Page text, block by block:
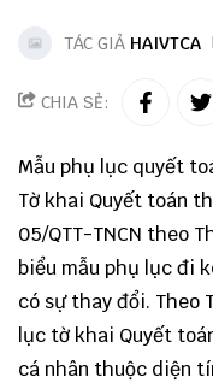
TÁC GIẢ HAIVTCA
CHIA SẺ:
Mẫu phụ lục quyết
Tờ khai Quyết toán
05/QTT-TNCN theo
biểu mẫu phụ lục đi
có sự thay đổi. Theo
lục tờ khai Quyết
cá nhân thuộc diện